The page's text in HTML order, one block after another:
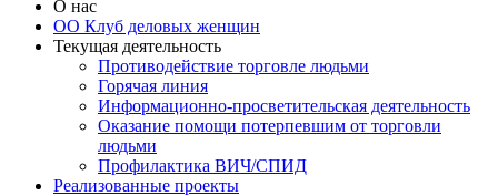
О нас
ОО Клуб деловых женщин
Текущая деятельность
Противодействие торговле людьми
Горячая линия
Информационно-просветительская деятельность
Оказание помощи потерпевшим от торговли
людьми
Профилактика ВИЧ/СПИД
Реализованные проекты